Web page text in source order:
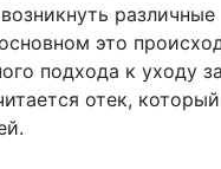
различные
это
подхода к уходу
отек,